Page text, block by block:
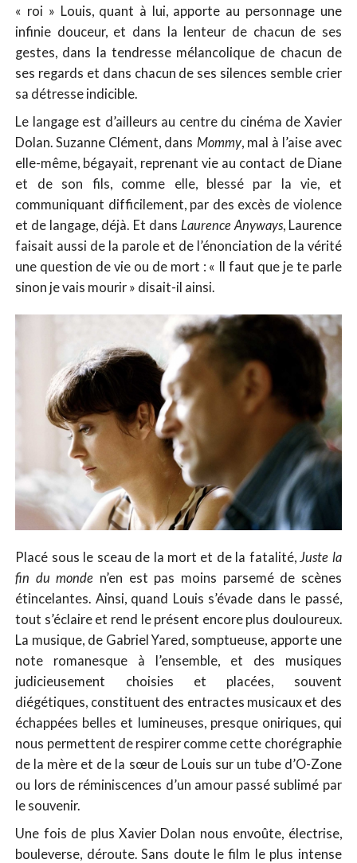
« roi » Louis, quant à lui, apporte au personnage une
infinie douceur, et dans la lenteur de chacun de ses
gestes, dans la tendresse mélancolique de chacun de
ses regards et dans chacun de ses silences semble crier
sa détresse indicible.
Le langage est d’ailleurs au centre du cinéma de Xavier
Dolan. Suzanne Clément, dans Mommy, mal à l’aise avec
elle-même, bégayait, reprenant vie au contact de Diane
et de son fils, comme elle, blessé par la vie, et
communiquant difficilement, par des excès de violence
et de langage, déjà. Et dans Laurence Anyways, Laurence
faisait aussi de la parole et de l’énonciation de la vérité
une question de vie ou de mort : « Il faut que je te parle
sinon je vais mourir » disait-il ainsi.
Placé sous le sceau de la mort et de la fatalité,Juste la
fin du monde n’en est pas moins parsemé de scènes
étincelantes. Ainsi, quand Louis s’évade dans le passé,
tout s’éclaire et rend le présent encore plus douloureux.
La musique, de Gabriel Yared, somptueuse, apporte une
note romanesque à l’ensemble, et des musiques
judicieusement choisies et placées, souvent
diégétiques, constituent des entractes musicaux et des
échappées belles et lumineuses, presque oniriques, qui
nous permettent de respirer comme cette chorégraphie
de la mère et de la sœur de Louis sur un tube d’O-Zone
ou lors de réminiscences d’un amour passé sublimé par
le souvenir.
Une fois de plus Xavier Dolan nous envoûte, électrise,
bouleverse, déroute. Sans doute le film le plus intense